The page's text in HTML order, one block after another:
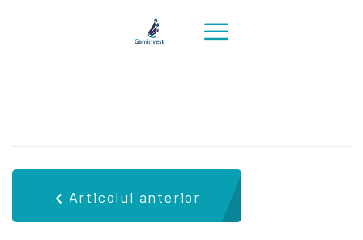
Articolul anterior